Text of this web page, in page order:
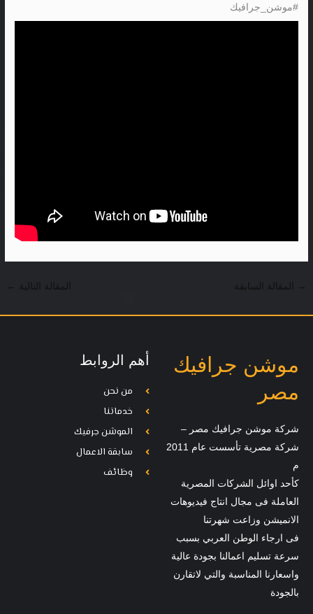
#موشن_جرافيك
→ المقالة السابقة المقالة التالية ←
موشن جرافيك
مصر
شركة موشن جرافيك مصر –
شركة مصرية تأسست عام 2011
م
كأحد اوائل الشركات المصرية
العاملة فى مجال انتاج فيديوهات
الانميشن وزاعت شهرتنا
فى ارجاء الوطن العربي بسبب
سرعة تسليم اعمالنا بجودة عالية
واسعارنا المناسبة والتي لاتقارن
بالجودة
أهم الروابط
من نحن
خدماتنا
الموشن جرفيك
سابقة الاعمال
وظائف